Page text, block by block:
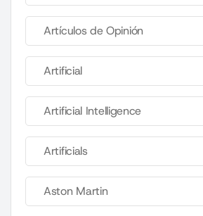
Artículos de Opinión
Artificial
Artificial Intelligence
Artificials
Aston Martin